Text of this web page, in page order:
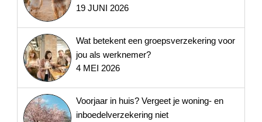
19 JUNI 2026
Wat betekent een groepsverzekering voor
jou als werknemer?
4 MEI 2026
Voorjaar in huis? Vergeet je woning- en
inboedelverzekering niet